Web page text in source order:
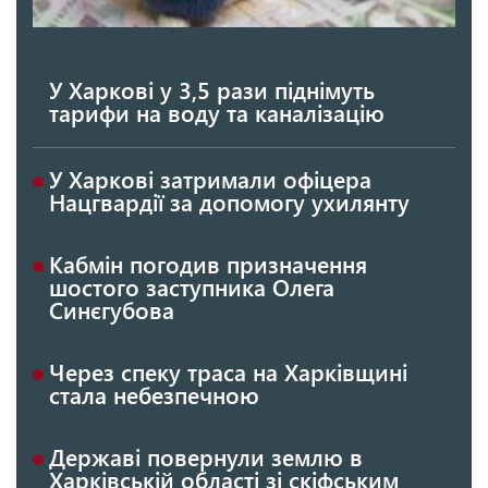
У Харкові у 3,5 рази піднімуть
тарифи на воду та каналізацію
У Харкові затримали офіцера
Нацгвардії за допомогу ухилянту
Кабмін погодив призначення
шостого заступника Олега
Синєгубова
Через спеку траса на Харківщині
стала небезпечною
Державі повернули землю в
Харківській області зі скіфським